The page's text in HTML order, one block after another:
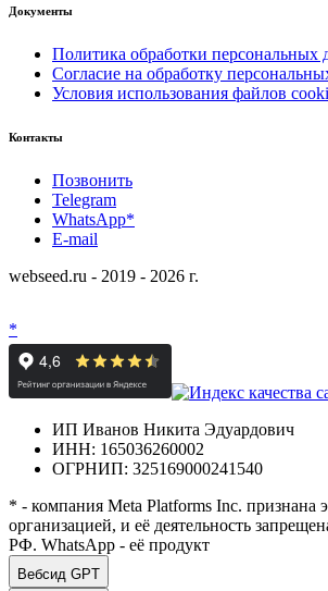
Документы
Политика обработки персональных
Согласие на обработку
Условия использования файлов
Контакты
Позвонить
Telegram
WhatsApp*
E-mail
webseed.ru - 2019 - 2026 г.
*
ИП Иванов Никита Эдуардович
ИНН: 165036260002
ОГРНИП: 325169000241540
* - компания Meta Platforms Inc. признана
организацией, и её деятельность
РФ. WhatsApp - её продукт
Вебсид GPT